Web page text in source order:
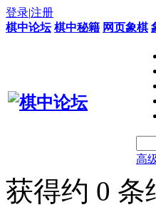
登录|注册
棋中论坛 棋中秘籍 网页象棋
高
获得约 0 条